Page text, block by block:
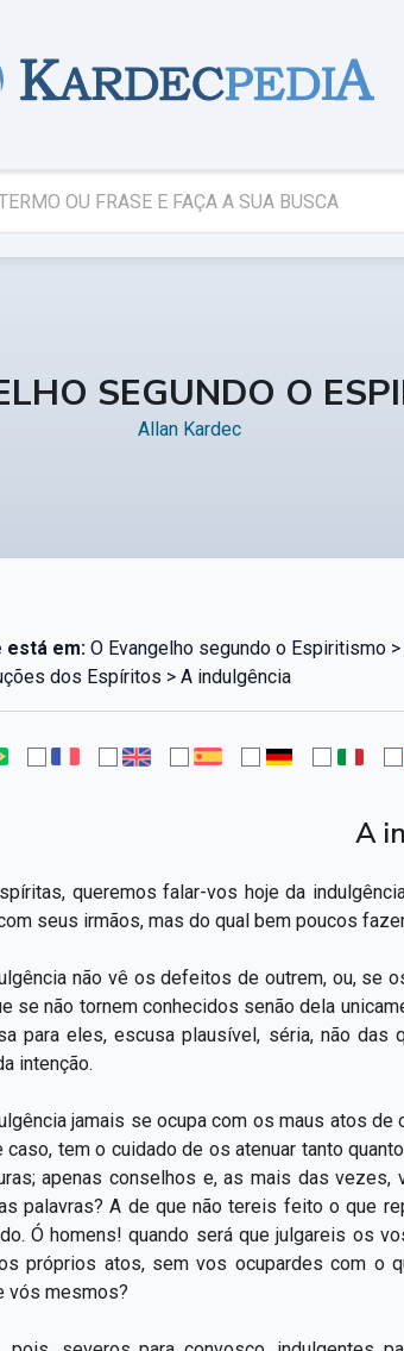
SEGUNDO O
Allan Kardec
está em:O Evangelho segundo o Espiritismo
dos Espíritos > A indulgência
A
queremos falar-vos hoje da
seus irmãos, mas do qual bem poucos
não vê os defeitos de outrem, ou, se
se não tornem conhecidos senão dela
para eles, escusa plausível, séria, não das
intenção.
jamais se ocupa com os maus atos
caso, tem o cuidado de os atenuar tanto
apenas conselhos e, as mais das vezes,
palavras? A de que não tereis feito o que
Ó homens! quando será que julgareis os
próprios atos, sem vos ocupardes com o
vós mesmos?